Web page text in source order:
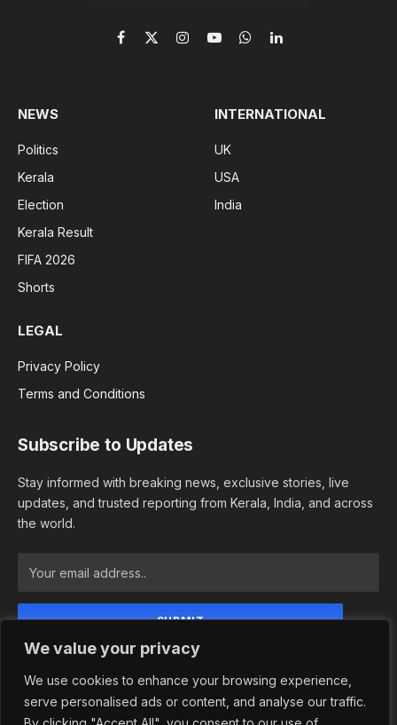
We value your privacy
We use cookies to enhance your browsing experience,
serve personalised ads or content, and analyse our traffic.
Facebook
X
InstagramYouTubeWhatsAppLinkedIn
NEWS
Politics
Kerala
Election
Kerala Result
FIFA 2026
Shorts
INTERNATIONAL
UK
USA
India
LEGAL
Privacy Policy
Terms and Conditions
Subscribe to Updates
Stay informed with breaking news, exclusive stories, live
updates, and trusted reporting from Kerala, India, and across
the world.
By signing up, you agree to the our terms and our
Privacy Policy agreement.